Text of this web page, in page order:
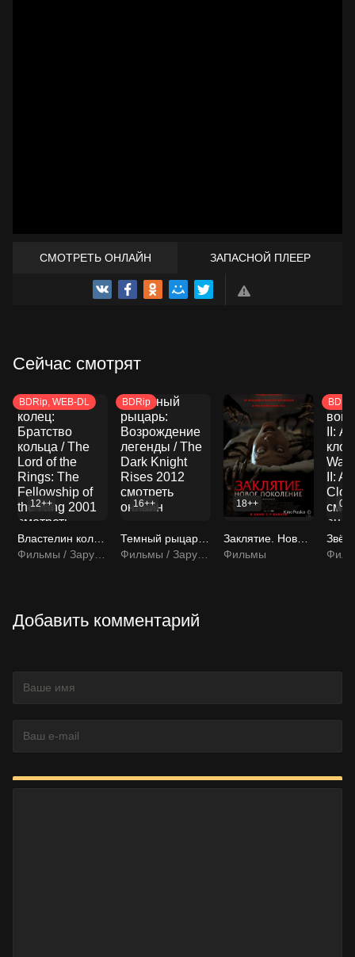
СМОТРЕТЬ ОНЛАЙН ЗАПАСНОЙ ПЛЕЕР
ТРЕЙЛЕР
Сейчас смотрят
BDRip, WEB-DL
12++
BDRip
16++ 18++
Фильмы
0++
Добавить комментарий